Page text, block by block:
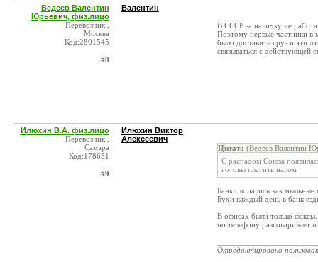
Ведеев Валентин
Юрьевич, физ.лицо
Перевозчик ,
Москва
Код:2801545
#8
Валентин
В СССР за наличку не
Поэтому первые частники в
было доставить груз и эти
связываться с действующей
Илюхин В.А. физ.лицо
Перевозчик ,
Самара
Код:178651
#9
Илюхин Виктор
Алексеевич
Цитата (Ведеев Валентин
С распадом Союза
готовы платить налом
Банки лопались как
Бухи каждый день в банк
В офисах были только
по телефону разговаривает
Отредактировано